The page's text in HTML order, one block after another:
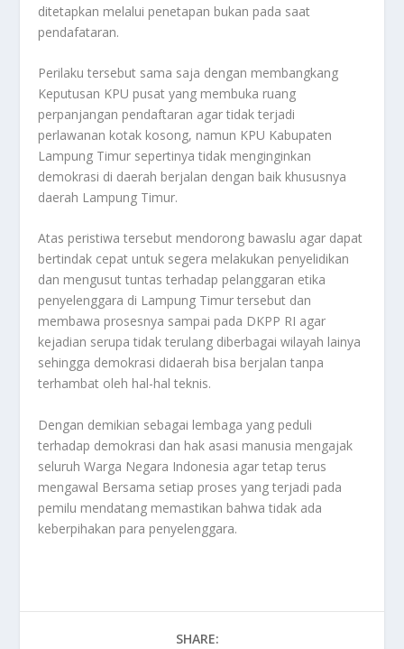
ditetapkan melalui penetapan bukan pada saat
pendafataran.
Perilaku tersebut sama saja dengan membangkang
Keputusan KPU pusat yang membuka ruang
perpanjangan pendaftaran agar tidak terjadi
perlawanan kotak kosong, namun KPU Kabupaten
Lampung Timur sepertinya tidak menginginkan
demokrasi di daerah berjalan dengan baik khususnya
daerah Lampung Timur.
Atas peristiwa tersebut mendorong bawaslu agar dapat
bertindak cepat untuk segera melakukan penyelidikan
dan mengusut tuntas terhadap pelanggaran etika
penyelenggara di Lampung Timur tersebut dan
membawa prosesnya sampai pada DKPP RI agar
kejadian serupa tidak terulang diberbagai wilayah lainya
sehingga demokrasi didaerah bisa berjalan tanpa
terhambat oleh hal-hal teknis.
Dengan demikian sebagai lembaga yang peduli
terhadap demokrasi dan hak asasi manusia mengajak
seluruh Warga Negara Indonesia agar tetap terus
mengawal Bersama setiap proses yang terjadi pada
pemilu mendatang memastikan bahwa tidak ada
keberpihakan para penyelenggara.
SHARE: